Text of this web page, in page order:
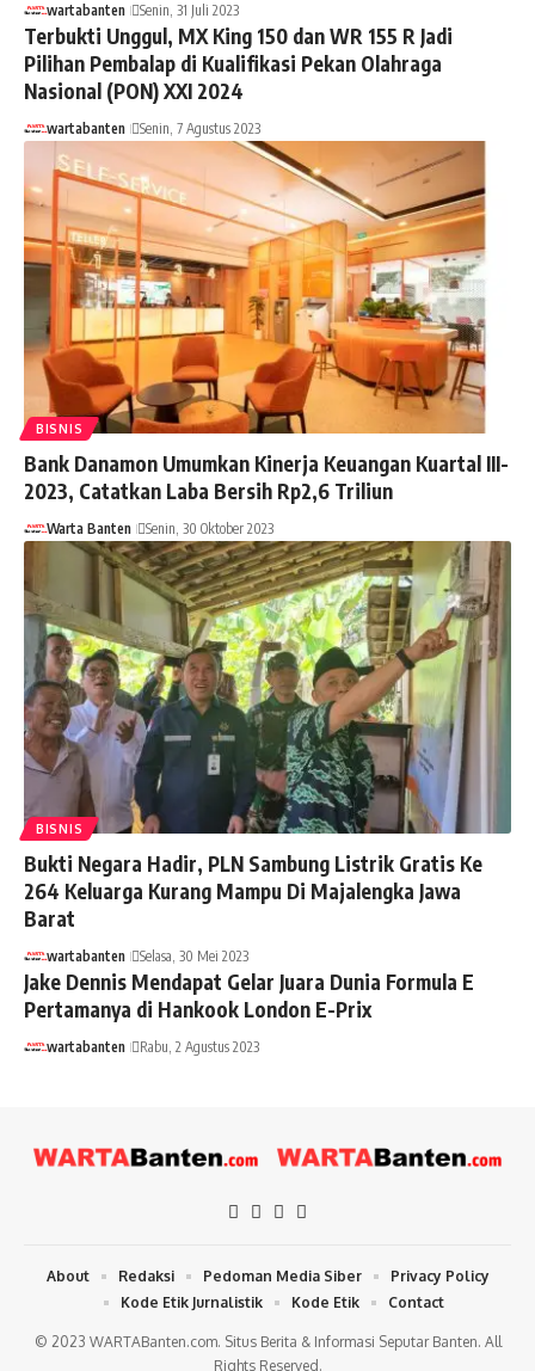
wartabanten Senin, 31 Juli 2023
Terbukti Unggul, MX King 150 dan WR 155 R Jadi
Pilihan Pembalap di Kualifikasi Pekan Olahraga
Nasional (PON) XXI 2024
wartabanten Senin, 7 Agustus 2023
BISNIS
Bank Danamon Umumkan Kinerja Keuangan Kuartal III-
2023, Catatkan Laba Bersih Rp2,6 Triliun
Warta Banten Senin, 30 Oktober 2023
BISNIS
Bukti Negara Hadir, PLN Sambung Listrik Gratis Ke
264 Keluarga Kurang Mampu Di Majalengka Jawa
Barat
wartabanten Selasa, 30 Mei 2023
Jake Dennis Mendapat Gelar Juara Dunia Formula E
Pertamanya di Hankook London E-Prix
wartabanten Rabu, 2 Agustus 2023
© 2023 WARTABanten.com. Situs Berita & Informasi Seputar Banten. All
Rights Reserved.
About Redaksi Pedoman Media Siber
Privacy Policy
Kode Etik Jurnalistik
Kode Etik Contact